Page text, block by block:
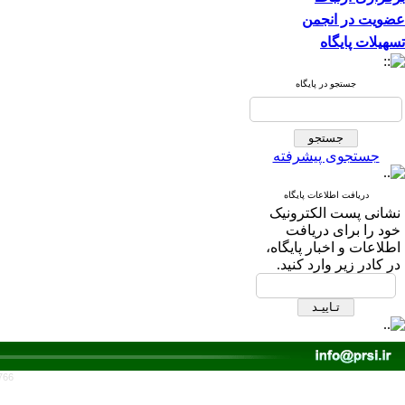
عضویت در انجمن
تسهیلات پایگاه
جستجو در پایگاه
جستجوی پیشرفته
دریافت اطلاعات پایگاه
نشانی پست الکترونیک
خود را برای دریافت
اطلاعات و اخبار پایگاه،
در کادر زیر وارد کنید.